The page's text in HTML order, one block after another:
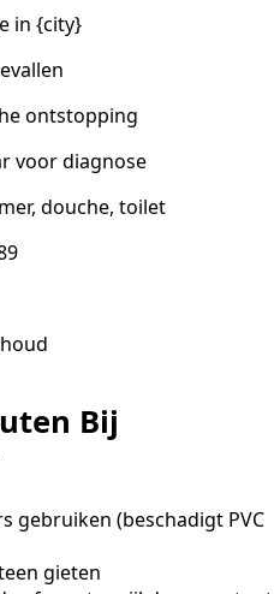
in {city}
ontstopping
voor diagnose
douche, toilet
Bij
gebruiken (beschadigt PVC
gieten